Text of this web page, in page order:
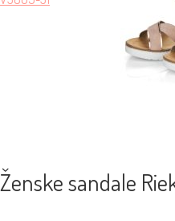
Ženske sandale